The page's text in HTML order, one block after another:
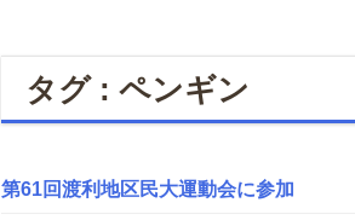
タグ : ペンギン
第61回渡利地区民大運動会に参加